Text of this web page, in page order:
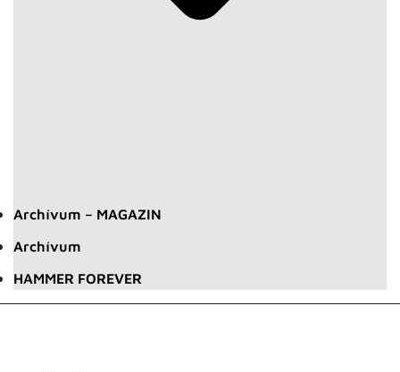
Archívum – MAGAZIN
Archívum
HAMMER FOREVER